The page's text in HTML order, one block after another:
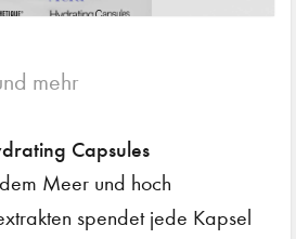
mehr
Capsules
Meer und hoch
spendet jede Kapsel